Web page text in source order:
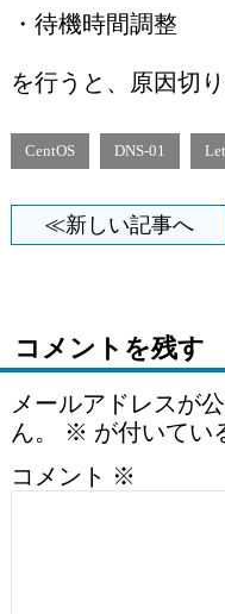
・待機時間調整
を行うと、原因切
CentOS DNS-01
≪新しい記事へ
コメントを残す
メールアドレスが
ん。
※ が付いてい
コメント ※